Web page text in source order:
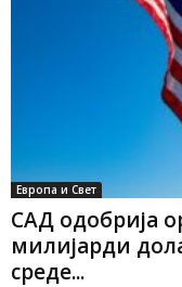
Европа и Свет
САД одобрија
милијарди
среде...